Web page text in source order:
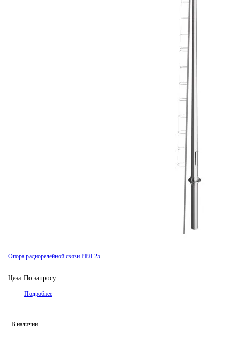
Опора радиорелейной связи РРЛ-25
Цена: По запросу
Подробнее
В наличии